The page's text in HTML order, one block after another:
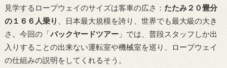
見学するロープウェイのサイズは客車の広さ： たたみ２０畳分
の１６６人乗り
、日本最大規模を誇り、世界でも最大級の大き
さ。今回の「バックヤードツアー」では、普段スタッフしか出
入りすることの出来ない運転室や機械室を巡り、ロープウェイ
の仕組みの説明をしてくれるそう。